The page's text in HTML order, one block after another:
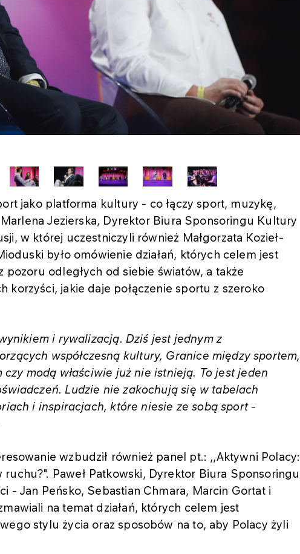
jako platforma kultury - co łączy sport, muzykę,
Jezierska, Dyrektor Biura Sponsoringu Kultury
w której uczestniczyli również Małgorzata Kozieł-
było omówienie działań, których celem jest
pozoru odległych od siebie światów, a także
korzyści, jakie daje połączenie sportu z szeroko
i rywalizacją. Dziś jest jednym z
współczesną kultury, Granice między sportem,
modą właściwie już nie istnieją. To jest jeden
Ludzie nie zakochują się w tabelach
i inspiracjach, które niesie ze sobą sport-
wzbudził również panel pt.: ,,Aktywni Polacy:
Paweł Patkowski, Dyrektor Biura Sponsoringu
- Jan Peńsko, Sebastian Chmara, Marcin Gortat i
na temat działań, których celem jest
stylu życia oraz sposobów na to, aby Polacy żyli